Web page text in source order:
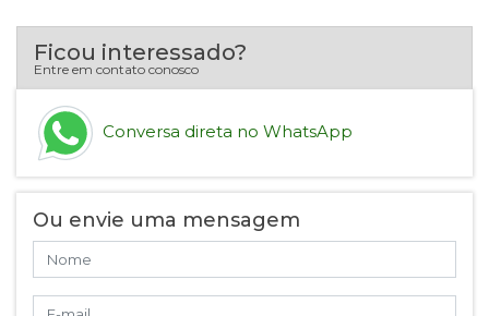
Ficou interessado?
Entre em contato conosco
Conversa direta no WhatsApp
Ou envie uma mensagem